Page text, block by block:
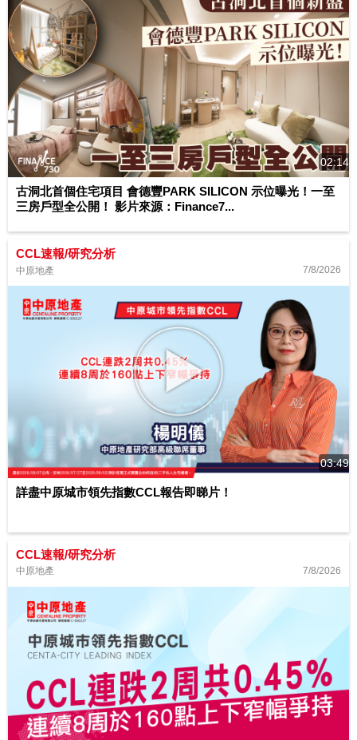
02:14
古洞北首個住宅項目 會德豐PARK SILICON 示位曝光！一至
三房戶型全公開！ 影片來源：Finance7...
CCL速報/研究分析
中原地產 7/8/2026
03:49
詳盡中原城市領先指數CCL報告即睇片！
CCL速報/研究分析
中原地產 7/8/2026